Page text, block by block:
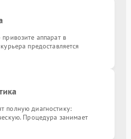
аппарат в
предоставляется
полную диагностику:
Процедура занимает